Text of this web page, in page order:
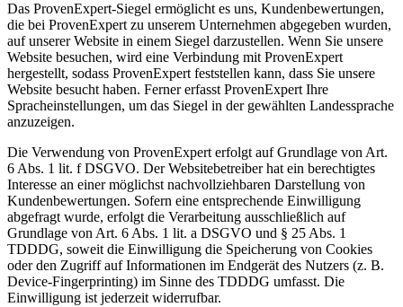
Das ProvenExpert-Siegel ermöglicht es uns, Kundenbewertungen,
die bei ProvenExpert zu unserem Unternehmen abgegeben wurden,
auf unserer Website in einem Siegel darzustellen. Wenn Sie unsere
Website besuchen, wird eine Verbindung mit ProvenExpert
hergestellt, sodass ProvenExpert feststellen kann, dass Sie unsere
Website besucht haben. Ferner erfasst ProvenExpert Ihre
Spracheinstellungen, um das Siegel in der gewählten Landessprache
anzuzeigen.
Die Verwendung von ProvenExpert erfolgt auf Grundlage von Art.
6 Abs. 1 lit. f DSGVO. Der Websitebetreiber hat ein berechtigtes
Interesse an einer möglichst nachvollziehbaren Darstellung von
Kundenbewertungen. Sofern eine entsprechende Einwilligung
abgefragt wurde, erfolgt die Verarbeitung ausschließlich auf
Grundlage von Art. 6 Abs. 1 lit. a DSGVO und § 25 Abs. 1
TDDDG, soweit die Einwilligung die Speicherung von Cookies
oder den Zugriff auf Informationen im Endgerät des Nutzers (z. B.
Device-Fingerprinting) im Sinne des TDDDG umfasst. Die
Einwilligung ist jederzeit widerrufbar.